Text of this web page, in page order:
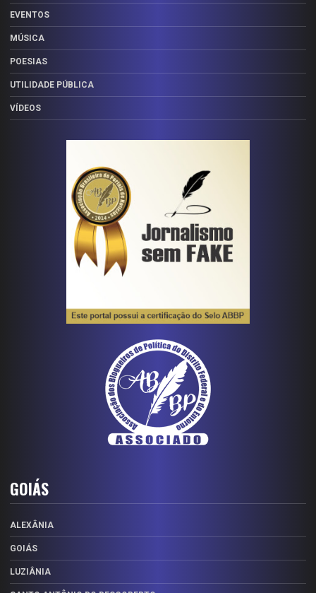
EVENTOS
MÚSICA
POESIAS
UTILIDADE PÚBLICA
VÍDEOS
GOIÁS
ALEXÂNIA
GOIÁS
LUZIÂNIA